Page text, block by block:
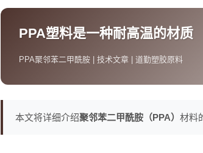
PPA塑料是一种耐高温的材质
PPA聚邻苯二甲酰胺 | 技术文章 | 道勤塑胶原料
本文将详细介绍聚邻苯二甲酰胺（PPA） 材料